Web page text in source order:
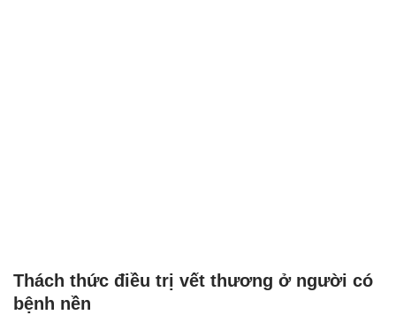
Thách thức điều trị vết thương ở người có
bệnh nền